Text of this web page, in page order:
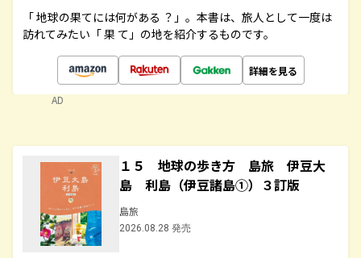
「 地球の果てには何がある ？」。本書は、旅人として一度は
訪れてみたい「 果 て」の地を紹介するものです。
詳細を見る
AD
１５ 地球の歩き方 島旅 伊豆大
島 利島（伊豆諸島①）３訂版
島旅
2026.08.28 発売